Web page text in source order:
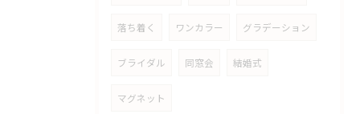
落ち着く ワンカラー グラデーション
ブライダル 同窓会 結婚式
マグネット